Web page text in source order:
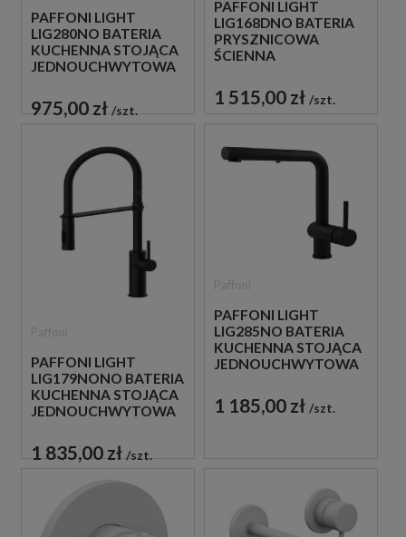
PAFFONI LIGHT
LIG280NO BATERIA
KUCHENNA STOJĄCA
JEDNOUCHWYTOWA
975,00 zł szt.
PAFFONI LIGHT
LIG168DNO BATERIA
PRYSZNICOWA
ŚCIENNA
CZARNA
1 515,00 zł szt.
PAFFONI LIGHT
LIG179NONO BATERIA
KUCHENNA STOJĄCA
JEDNOUCHWYTOWA
1 835,00 zł szt.
PAFFONI LIGHT
LIG285NO BATERIA
KUCHENNA STOJĄCA
JEDNOUCHWYTOWA
1 185,00 zł szt.